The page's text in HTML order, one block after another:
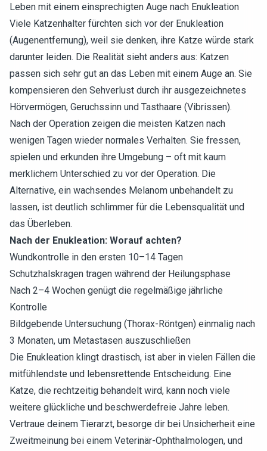
Leben mit einem einsprechigten Auge nach Enukleation
Viele Katzenhalter fürchten sich vor der Enukleation
(Augenentfernung), weil sie denken, ihre Katze würde stark
darunter leiden. Die Realität sieht anders aus: Katzen
passen sich sehr gut an das Leben mit einem Auge an. Sie
kompensieren den Sehverlust durch ihr ausgezeichnetes
Hörvermögen, Geruchssinn und Tasthaare (Vibrissen).
Nach der Operation zeigen die meisten Katzen nach
wenigen Tagen wieder normales Verhalten. Sie fressen,
spielen und erkunden ihre Umgebung – oft mit kaum
merklichem Unterschied zu vor der Operation. Die
Alternative, ein wachsendes Melanom unbehandelt zu
lassen, ist deutlich schlimmer für die Lebensqualität und
das Überleben.
Nach der Enukleation: Worauf achten?
Wundkontrolle in den ersten 10–14 Tagen
Schutzhalskragen tragen während der Heilungsphase
Nach 2–4 Wochen genügt die regelmäßige jährliche
Kontrolle
Bildgebende Untersuchung (Thorax-Röntgen) einmalig nach
3 Monaten, um Metastasen auszuschließen
Die Enukleation klingt drastisch, ist aber in vielen Fällen die
mitfühlendste und lebensrettende Entscheidung. Eine
Katze, die rechtzeitig behandelt wird, kann noch viele
weitere glückliche und beschwerdefreie Jahre leben.
Vertraue deinem Tierarzt, besorge dir bei Unsicherheit eine
Zweitmeinung bei einem Veterinär-Ophthalmologen, und